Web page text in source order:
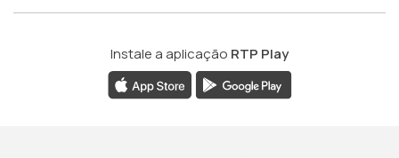
Instale a aplicação RTP Play